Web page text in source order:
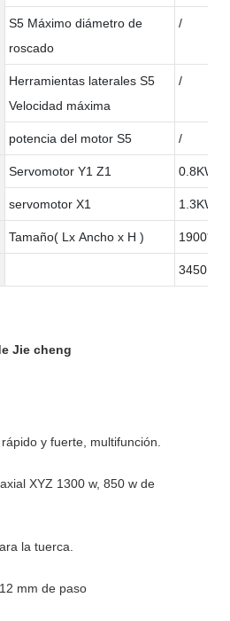
S5 Máximo diámetro de
roscado
/
Herramientas laterales S5
Velocidad máxima
/
potencia del motor S5 /
Servomotor Y1 Z1 0.8KW
servomotor X1 1.3KW
Tamaño( Lx Ancho x H )
3450KG
Jie cheng
y fuerte, multifunción.
XYZ 1300 w, 850 w de
la tuerca.
mm de paso